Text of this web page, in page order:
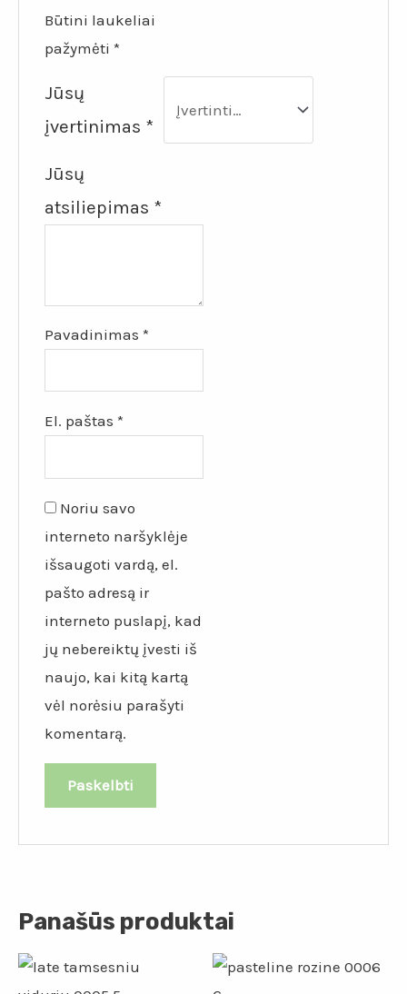
Būtini laukeliai
pažymėti*
Jūsų
įvertinimas *
Jūsų
atsiliepimas *
Pavadinimas*
El. paštas*
Noriu savo
interneto naršyklėje
išsaugoti vardą, el.
pašto adresą ir
interneto puslapį, kad
jų nebereiktų įvesti iš
naujo, kai kitą kartą
vėl norėsiu parašyti
komentarą.
Panašūs produktai